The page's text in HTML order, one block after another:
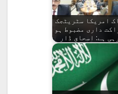
امریکا سٹریٹجک
داری مضبوط ہو
رہی ہے: اسحاق ڈار